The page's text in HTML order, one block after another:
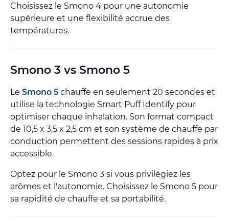
Choisissez le Smono 4 pour une autonomie
supérieure et une flexibilité accrue des
températures.
Smono 3 vs Smono 5
Le Smono 5 chauffe en seulement 20 secondes et
utilise la technologie Smart Puff Identify pour
optimiser chaque inhalation. Son format compact
de 10,5 x 3,5 x 2,5 cm et son système de chauffe par
conduction permettent des sessions rapides à prix
accessible.
Optez pour le Smono 3 si vous privilégiez les
arômes et l'autonomie. Choisissez le Smono 5 pour
sa rapidité de chauffe et sa portabilité.